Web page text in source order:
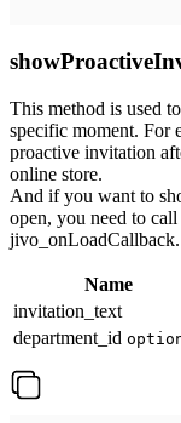
This method is used
specific moment. For
proactive invitation
online store.
And if you want to
open, you need to
jivo_onLoadCallback.
Name
invitation_text
department_id